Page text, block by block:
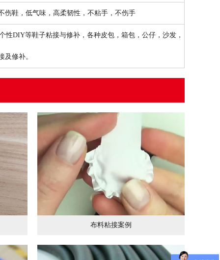
伤鞋，低气味，高柔韧性，不粘手，不伤手
DIY等鞋子粘接与修补，各种皮包，箱包，公仔，沙发，
及修补。
布料粘接案例